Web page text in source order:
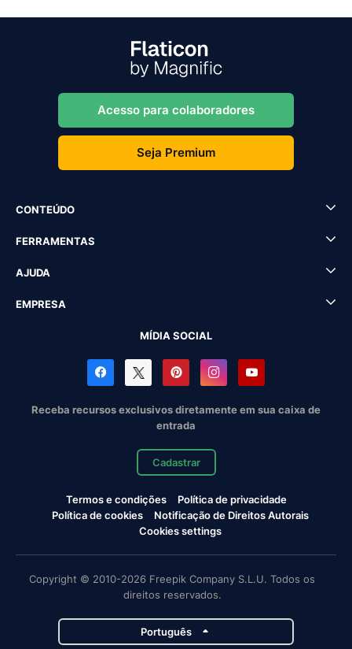
Acesso para colaboradores
Seja Premium
CONTEÚDO
FERRAMENTAS
AJUDA
EMPRESA
MÍDIA SOCIAL
Receba recursos exclusivos diretamente em sua caixa de
entrada
Cadastrar
Termos e condições
Política de privacidade
Política de cookies
Notificação de Direitos Autorais
Cookies settings
Copyright © 2010-2026 Freepik Company S.L.U. Todos os
direitos reservados.
Português